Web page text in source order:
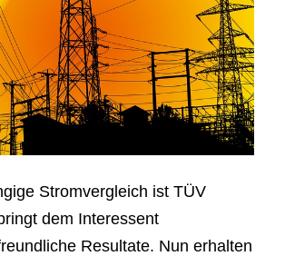
Stromvergleich ist TÜV
dem Interessent
Resultate. Nun erhalten